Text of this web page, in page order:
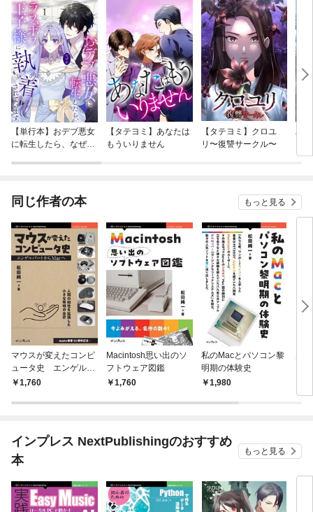
【単行本】おデブ悪女
に転生したら、なぜか
【タテヨミ】あなたは
もういりません
【タテヨミ】クロユ
リ〜復讐サークル〜
バ
今
同じ作者の本 もっと見る
マウスが変えたコンピ
ュータ史 エンゲルバ
ートからMacへ
1,760
Macintosh思い出のソ
フトウェア図鑑
1,760
私のMacとパソコン黎
明期の体験史
1,980
勝
インプレス NextPublishingのおすすめ
本
もっと見る